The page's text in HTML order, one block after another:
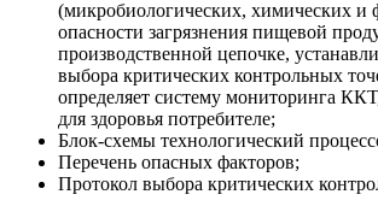
(микробиологических, химических и
опасности загрязнения пищевой
производственной цепочке,
выбора критических контрольных
определяет систему мониторинга
для здоровья потребителе;
Блок-схемы технологический
Перечень опасных факторов;
Протокол выбора критических